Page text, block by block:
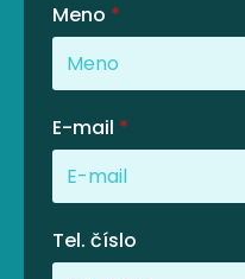
Meno *
E-mail *
Tel. číslo